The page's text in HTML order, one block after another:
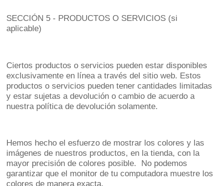
SECCIÓN 5 - PRODUCTOS O SERVICIOS (si
aplicable)
Ciertos productos o servicios pueden estar disponibles
exclusivamente en línea a través del sitio web. Estos
productos o servicios pueden tener cantidades limitadas
y estar sujetas a devolución o cambio de acuerdo a
nuestra política de devolución solamente.
Hemos hecho el esfuerzo de mostrar los colores y las
imágenes de nuestros productos, en la tienda, con la
mayor precisión de colores posible. No podemos
garantizar que el monitor de tu computadora muestre los
colores de manera exacta.